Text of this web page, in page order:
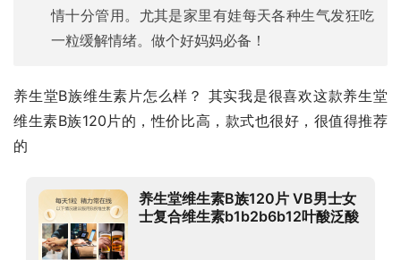
情十分管用。尤其是家里有娃每天各种生气发狂吃
一粒缓解情绪。做个好妈妈必备！
养生堂B族维生素片怎么样？ 其实我是很喜欢这款养生堂
维生素B族120片的，性价比高，款式也很好，很值得推荐
的
养生堂维生素B族120片 VB男士女
士复合维生素b1b2b6b12叶酸泛酸